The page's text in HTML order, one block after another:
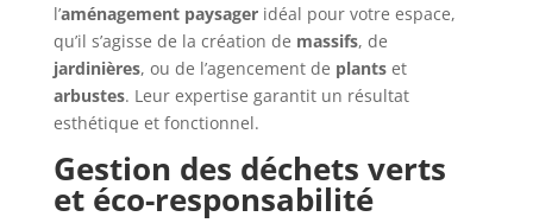
l’aménagement paysageridéal pour votre espace,
qu’il s’agisse de la création de massifs, de
jardinières, ou de l’agencement de plantset
arbustes. Leur expertise garantit un résultat
esthétique et fonctionnel.
Gestion des déchets verts
et éco-responsabilité